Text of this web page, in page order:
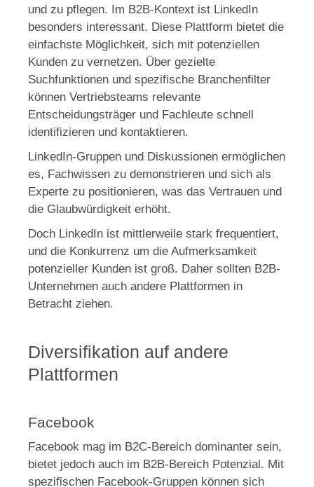
und zu pflegen. Im B2B-Kontext ist LinkedIn
besonders interessant. Diese Plattform bietet die
einfachste Möglichkeit, sich mit potenziellen
Kunden zu vernetzen. Über gezielte
Suchfunktionen und spezifische Branchenfilter
können Vertriebsteams relevante
Entscheidungsträger und Fachleute schnell
identifizieren und kontaktieren.
LinkedIn-Gruppen und Diskussionen ermöglichen
es, Fachwissen zu demonstrieren und sich als
Experte zu positionieren, was das Vertrauen und
die Glaubwürdigkeit erhöht.
Doch LinkedIn ist mittlerweile stark frequentiert,
und die Konkurrenz um die Aufmerksamkeit
potenzieller Kunden ist groß. Daher sollten B2B-
Unternehmen auch andere Plattformen in
Betracht ziehen.
Diversifikation auf andere
Plattformen
Facebook
Facebook mag im B2C-Bereich dominanter sein,
bietet jedoch auch im B2B-Bereich Potenzial. Mit
spezifischen Facebook-Gruppen können sich